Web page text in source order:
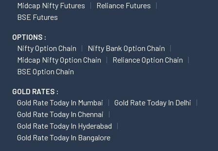
Midcap Nifty Futures
Reliance Futures
BSE Futures
OPTIONS :
Nifty Option Chain
Nifty Bank Option Chain
Midcap Nifty Option Chain
Reliance Option Chain
BSE Option Chain
GOLD RATES :
Gold Rate Today In Mumbai
Gold Rate Today In Delhi
Gold Rate Today In Chennai
Gold Rate Today In Hyderabad
Gold Rate Today In Bangalore